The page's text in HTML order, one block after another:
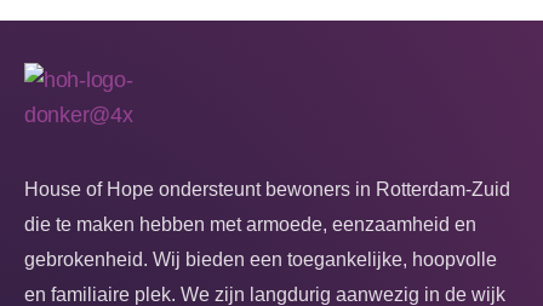
House of Hope ondersteunt bewoners in Rotterdam-Zuid
die te maken hebben met armoede, eenzaamheid en
gebrokenheid. Wij bieden een toegankelijke, hoopvolle
en familiaire plek. We zijn langdurig aanwezig in de wijk